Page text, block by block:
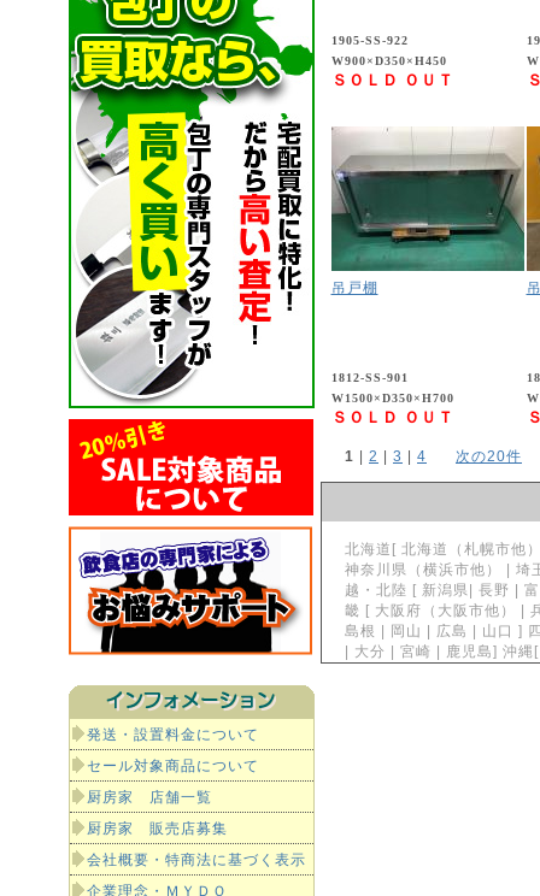
発送・設置料金について
セール対象商品について
厨房家 店舗一覧
厨房家 販売店募集
会社概要・特商法に基づく表示
企業理念・ＭＹＤＯ
1905-SS-922
W900×D350×H450
ＳＯＬＤ ＯＵＴ
吊戸棚
1812-SS-901
W1500×D350×H700
ＳＯＬＤ ＯＵＴ
1 | 2 | 3 | 4 次の20件
北海道[ 北海道（札幌市他
神奈川県（横浜市他） | 埼
越・北陸 [ 新潟県| 長野 |
畿 [ 大阪府（大阪市他） |
島根 | 岡山 | 広島 | 山口 ]
| 大分 | 宮崎 | 鹿児島] 沖